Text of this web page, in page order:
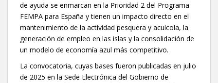
de ayuda se enmarcan en la Prioridad 2 del Programa
FEMPA para España y tienen un impacto directo en el
mantenimiento de la actividad pesquera y acuícola, la
generación de empleo en las islas y la consolidación de
un modelo de economía azul más competitivo.
La convocatoria, cuyas bases fueron publicadas en julio
de 2025 en la Sede Electrónica del Gobierno de